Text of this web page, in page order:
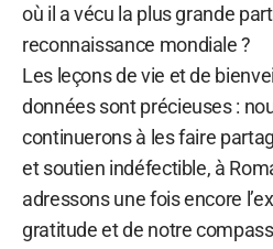
où il a vécu la plus grande
reconnaissance mondiale ?
Les leçons de vie et de
données sont précieuses :
continuerons à les faire
et soutien indéfectible, à
adressons une fois encore
gratitude et de notre